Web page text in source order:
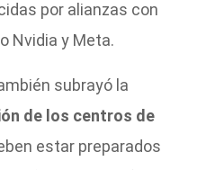
por alianzas con
Nvidia y Meta.
subrayó la
de los centros de
estar preparados